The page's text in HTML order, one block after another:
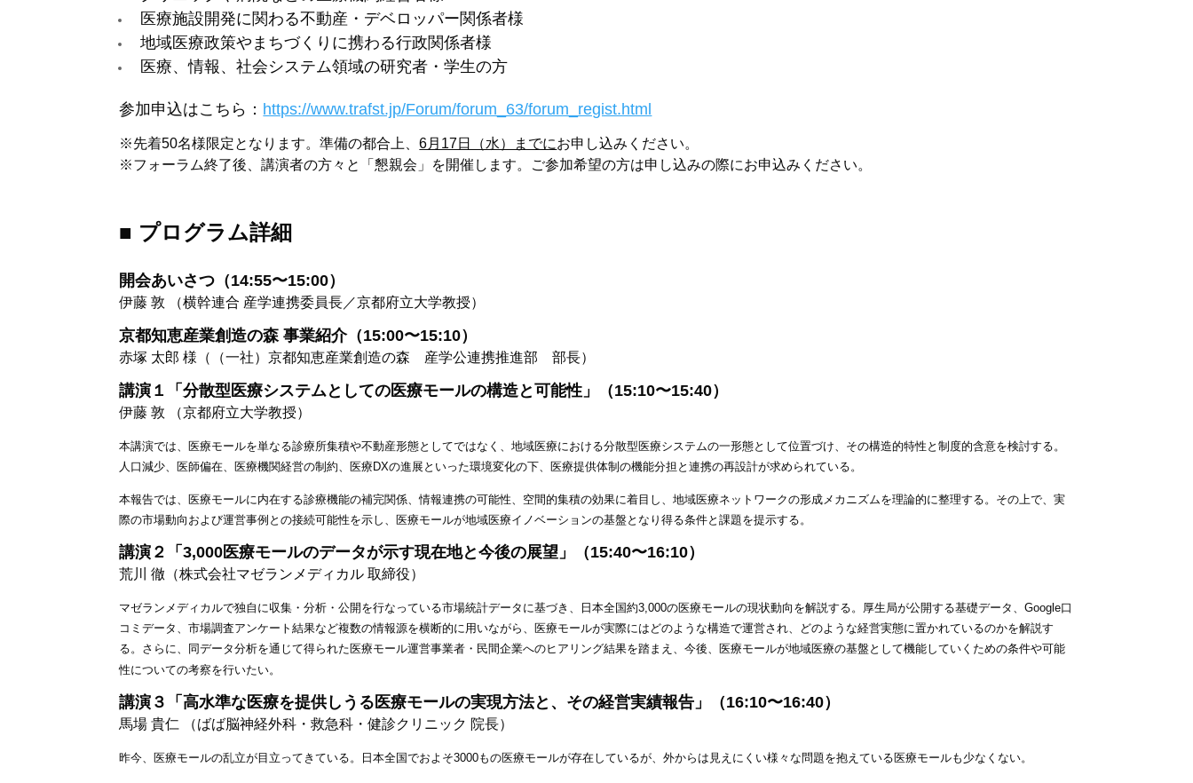
医療施設開発に関わる不動産・デベロッパー関係者様
地域医療政策やまちづくりに携わる行政関係者様
医療、情報、社会システム領域の研究者・学生の方
参加申込はこちら： https://www.trafst.jp/Forum/forum_63/forum_regist.html
※先着50名様限定となります。準備の都合上、6月17日（水）までにお申し込みください。
※フォーラム終了後、講演者の方々と「懇親会」を開催します。ご参加希望の方は申し込みの際にお申込みください。
■ プログラム詳細
開会あいさつ（14:55〜15:00）
伊藤 敦 （横幹連合 産学連携委員長／京都府立大学教授）
京都知恵産業創造の森 事業紹介（15:00〜15:10）
赤塚 太郎 様 （（一社）京都知恵産業創造の森 産学公連携推進部 部長）
講演１「分散型医療システムとしての医療モールの構造と可能性」（15:10〜15:40）
伊藤 敦 （京都府立大学教授）
本講演では、医療モールを単なる診療所集積や不動産形態としてではなく、地域医療における分散型医療システムの一形態として位置づけ、その構造的特性と制度的含意を検討する。
人口減少、医師偏在、医療機関経営の制約、医療DXの進展といった環境変化の下、医療提供体制の機能分担と連携の再設計が求められている。
本報告では、医療モールに内在する診療機能の補完関係、情報連携の可能性、空間的集積の効果に着目し、地域医療ネットワークの形成メカニズムを理論的に整理する。その上で、実
際の市場動向および運営事例との接続可能性を示し、医療モールが地域医療イノベーションの基盤となり得る条件と課題を提示する。
講演２「3,000医療モールのデータが示す現在地と今後の展望」（15:40〜16:10）
荒川 徹（株式会社マゼランメディカル 取締役）
マゼランメディカルで独自に収集・分析・公開を行なっている市場統計データに基づき、日本全国約3,000の医療モールの現状動向を解説する。厚生局が公開する基礎データ、Google口
コミデータ、市場調査アンケート結果など複数の情報源を横断的に用いながら、医療モールが実際にはどのような構造で運営され、どのような経営実態に置かれているのかを解説す
る。さらに、同データ分析を通じて得られた医療モール運営事業者・民間企業へのヒアリング結果を踏まえ、今後、医療モールが地域医療の基盤として機能していくための条件や可能
性についての考察を行いたい。
講演３「高水準な医療を提供しうる医療モールの実現方法と、その経営実績報告」（16:10〜16:40）
馬場 貴仁 （ばば脳神経外科・救急科・健診クリニック 院長）
昨今、医療モールの乱立が目立ってきている。日本全国でおよそ3000もの医療モールが存在しているが、外からは見えにくい様々な問題を抱えている医療モールも少なくない。